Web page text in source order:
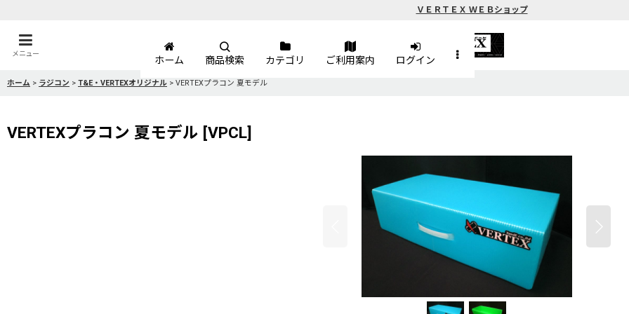
ＶＥＲＴＥＸ ＷＥＢショップ
メニュー
ホーム 商品検索 カテゴリ ご利用案内 ログイン
ホーム > ラジコン > T&E・VERTEXオリジナル > VERTEXプラコン 夏モデル
VERTEXプラコン 夏モデル [VPCL]